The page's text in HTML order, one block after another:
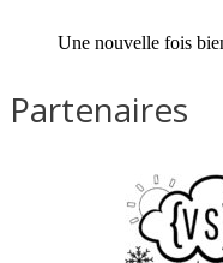
Une nouvelle fois
Partenaires